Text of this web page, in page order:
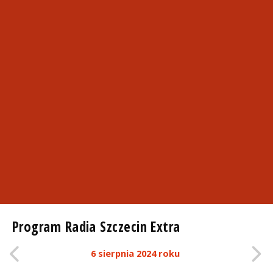
Program Radia Szczecin Extra
6 sierpnia 2024 roku